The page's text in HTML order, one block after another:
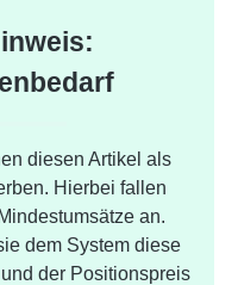
diesen Artikel als
Hierbei fallen
an.
dem System diese
der Positionspreis